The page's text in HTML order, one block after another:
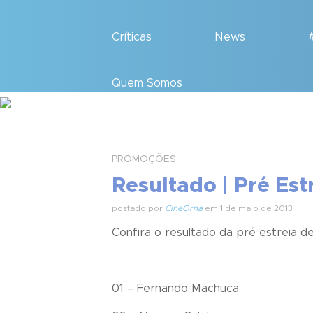
Críticas News
Quem Somos
PROMOÇÕES
Resultado | Pré
postado por CineOrna em 1 de maio de 2013
Confira o resultado da pré estreia
01 – Fernando Machuca